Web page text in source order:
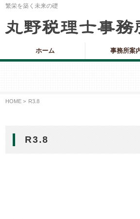
繁栄を築く未来の礎
ホーム 事務所案
HOME > R3.8
R3.8